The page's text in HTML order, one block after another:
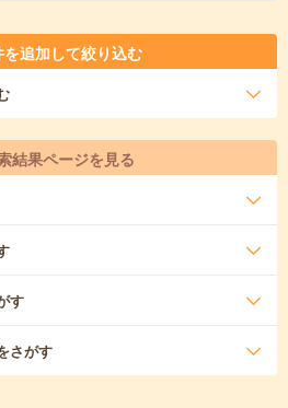
追加して絞り込む
結果ページを見る
す
さがす